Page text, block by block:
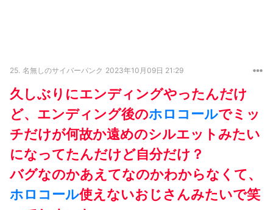
25. 名無しのサイバーパンク 2023年10月09日 21:29
久しぶりにエンディングやったんだけ
ど、エンディング後のホロコールでミッ
チだけが何故か遠めのシルエットみたい
になってたんだけど自分だけ？
バグなのかあえてなのかわからなくて、
ホロコール使えないおじさんみたいで笑